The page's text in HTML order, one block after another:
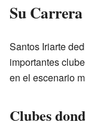
Su
Santos Iriarte
importantes
en el escenario
Clubes